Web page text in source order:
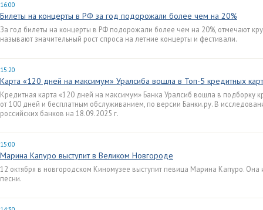
16:00
Билеты на концерты в РФ за год подорожали более чем на 20%
За год билеты на концерты в РФ подорожали более чем на 20%, отмечают
называют значительный рост спроса на летние концерты и фестивали.
15:20
Карта «120 дней на максимум» Уралсиба вошла в Топ-5 кредитных карт
Кредитная карта «120 дней на максимум» Банка Уралсиб вошла в подборку
от 100 дней и бесплатным обслуживанием, по версии Банки.ру. В
российских банков на 18.09.2025 г.
15:00
Марина Капуро выступит в Великом Новгороде
12 октября в новгородском Киномузее выступит певица Марина Капуро.
песни.